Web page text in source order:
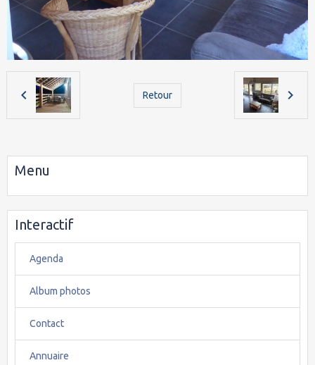
Retour
Menu
Interactif
Agenda
Album photos
Contact
Annuaire